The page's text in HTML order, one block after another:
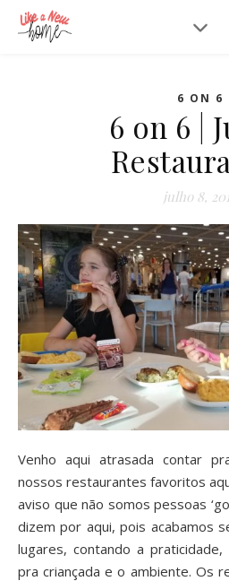
6 ON 6
6 on 6 |
julho 8,
Venho aqui atrasada contar pra vocês de alguns dos
nossos restaurantes favoritos
aviso que não somos pessoas
dizem por aqui, pois acabamos
lugares, contando a
pra criançada e o ambiente. Os